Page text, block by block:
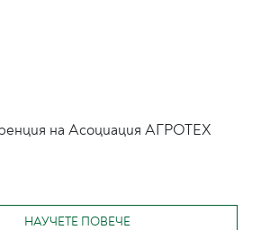
на Асоциация АГРОТЕХ
НАУЧЕТЕ ПОВЕЧЕ